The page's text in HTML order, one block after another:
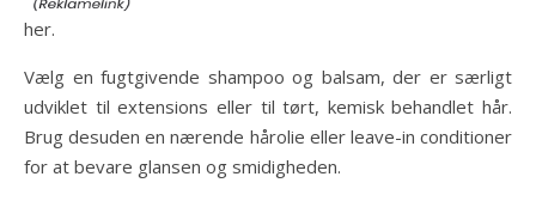
her.
Vælg en fugtgivende shampoo og balsam, der er særligt
udviklet til extensions eller til tørt, kemisk behandlet hår.
Brug desuden en nærende hårolie eller leave-in conditioner
for at bevare glansen og smidigheden.